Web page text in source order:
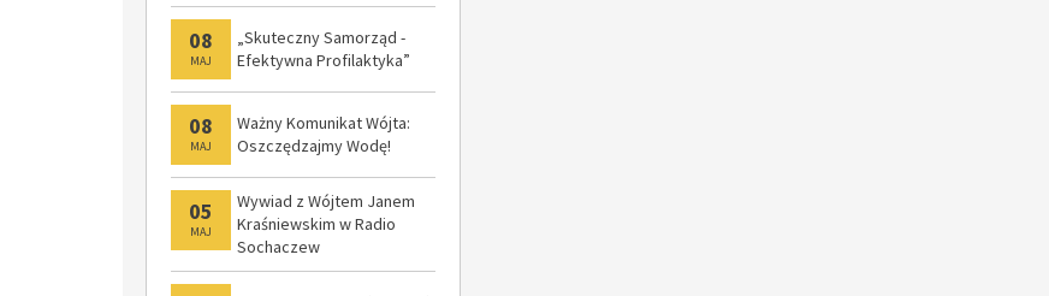
08
MAJ
„Skuteczny Samorząd -
Efektywna Profilaktyka”
08
MAJ
Ważny Komunikat Wójta:
Oszczędzajmy Wodę!
05
MAJ
Wywiad z Wójtem Janem
Kraśniewskim w Radio
Sochaczew